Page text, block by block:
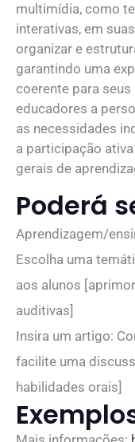
multimídia, como
interativas, em
organizar e
garantindo uma
coerente para seus
educadores a
as necessidades
a participação
gerais de
Poderá
Aprendizagem/
Escolha uma
aos alunos
auditivas]
Insira um artigo:
facilite uma
habilidades orais]